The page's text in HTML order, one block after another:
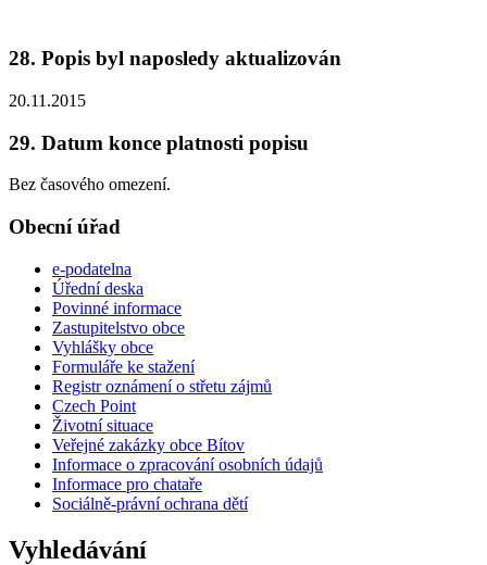
28. Popis byl naposledy aktualizován
20.11.2015
29. Datum konce platnosti popisu
Bez časového omezení.
Obecní úřad
e-podatelna
Úřední deska
Povinné informace
Zastupitelstvo obce
Vyhlášky obce
Formuláře ke stažení
Registr oznámení o střetu zájmů
Czech Point
Životní situace
Veřejné zakázky obce Bítov
Informace o zpracování osobních údajů
Informace pro chataře
Sociálně-právní ochrana dětí
Vyhledávání